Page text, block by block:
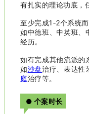
有扎实的理论功底，
至少完成1-2个系统
如中德班、中英班、
经历。
如有完成其他流派的
如沙盘治疗、表达性
庭治疗等。
● 个案时长